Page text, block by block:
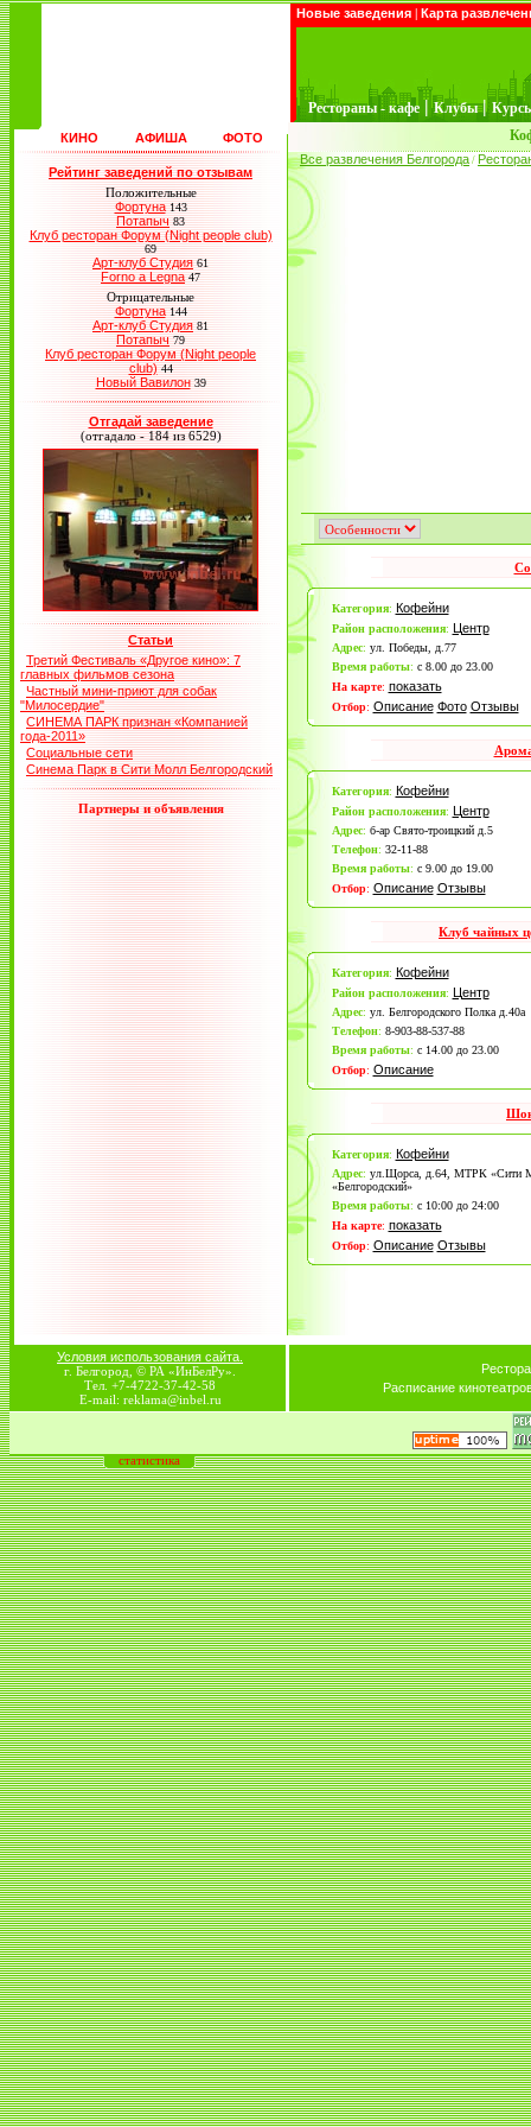
Новые заведения | Карта
Рестораны - кафе | Клубы |
КИНО АФИША ФОТО
Рейтинг заведений по отзывам
Положительные
Фортуна 143
Потапыч 83
Клуб ресторан Форум (Night people club)
69
Арт-клуб Студия 61
Forno a Legna 47
Отрицательные
Фортуна 144
Арт-клуб Студия 81
Потапыч 79
Клуб ресторан Форум (Night people
club) 44
Новый Вавилон 39
Отгадай заведение
(отгадало - 184 из 6529)
Статьи
Третий Фестиваль «Другое кино»: 7
главных фильмов сезона
Частный мини-приют для собак
"Милосердие"
СИНЕМА ПАРК признан «Компанией
года-2011»
Социальные сети
Синема Парк в Сити Молл Белгородский
Партнеры и объявления
Все развлечения Белгорода /
Категория: Кофейни
Район расположения: Центр
Адрес: ул. Победы, д.77
Время работы: с 8.00 до 23.00
На карте: показать
Отбор: Описание Фото Отзывы
Категория: Кофейни
Район расположения: Центр
Адрес: б-ар Свято-троицкий д.5
Телефон: 32-11-88
Время работы: с 9.00 до 19.00
Отбор: Описание Отзывы
Клуб чайных
Категория: Кофейни
Район расположения: Центр
Адрес: ул. Белгородского Полка д.40а
Телефон: 8-903-88-537-88
Время работы: с 14.00 до 23.00
Отбор: Описание
Категория: Кофейни
Адрес: ул.Щорса, д.64, МТРК «Сити
«Белгородский»
Время работы: с 10:00 до 24:00
На карте: показать
Отбор: Описание Отзывы
Условия использования сайта.
г. Белгород, © РА «ИнБелРу».
Тел. +7-4722-37-42-58
E-mail: reklama@inbel.ru
Расписание
статистика